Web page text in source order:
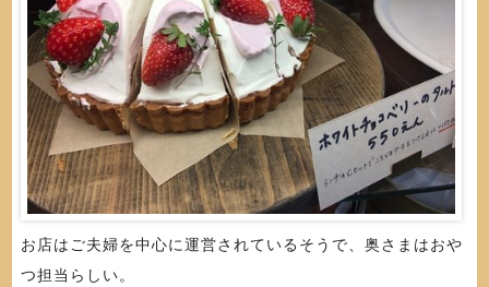
お店はご夫婦を中心に運営されているそうで、奥さまはおや
つ担当らしい。